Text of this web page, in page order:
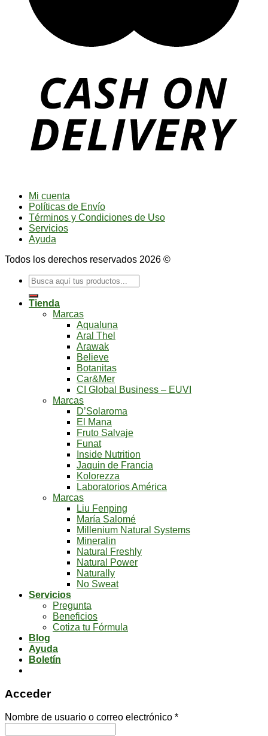
Mi cuenta
Políticas de Envío
Términos y Condiciones de Uso
Servicios
Ayuda
Todos los derechos reservados 2026 ©
Buscar
por:
Tienda
Marcas
Aqualuna
Aral Thel
Arawak
Believe
Botanitas
Car&Mer
CI Global Business – EUVI
Marcas
D’Solaroma
El Mana
Fruto Salvaje
Funat
Inside Nutrition
Jaquin de Francia
Kolorezza
Laboratorios América
Marcas
Liu Fenping
María Salomé
Millenium Natural Systems
Mineralin
Natural Freshly
Natural Power
Naturally
No Sweat
Servicios
Pregunta
Beneficios
Cotiza tu Fórmula
Blog
Ayuda
Boletín
Acceder
Nombre de usuario o correo electrónico *